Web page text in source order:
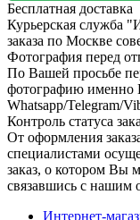
Бесплатная доставка
Курьерская служба
заказа по Москве
Фотография перед
По Вашей просьбе
фотографию именно
Whatsapp/Telegram/
Контроль статуса
От оформления
специалистами
заказ, о котором Вы
связавшись с нашим
Интернет-